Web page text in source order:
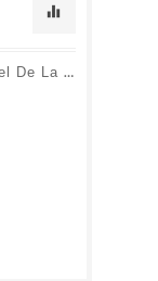
equalizer
Bague Avec Ambre Cognac Naturel De La Mer Baltique Rond, En Argent Rhodié 925